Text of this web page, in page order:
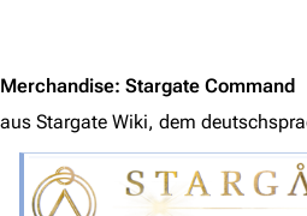
Datei hochladen
Filme und Serien
Überblick
Merchandise: Stargate Command
aus Stargate Wiki, dem